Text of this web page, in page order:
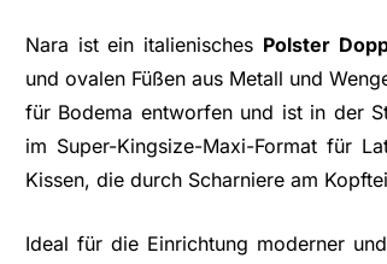
Nara ist ein italienisches Polster
und ovalen Füßen aus Metall und
für Bodema entworfen und ist in der
im Super-Kingsize-Maxi-Format für
Kissen, die durch Scharniere am
Ideal für die Einrichtung moderner